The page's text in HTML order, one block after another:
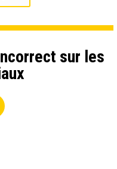
sur les